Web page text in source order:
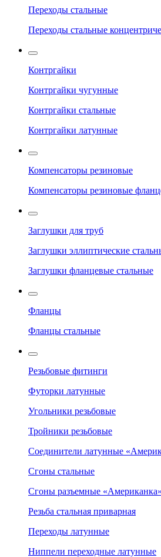
Переходы стальные
Переходы стальные
Контргайки
Контргайки чугунные
Контргайки стальные
Контргайки латунные
Компенсаторы резиновые
Компенсаторы резиновые
Заглушки для труб
Заглушки эллиптические
Заглушки фланцевые стальные
Фланцы
Фланцы стальные
Резьбовые фитинги
Футорки латунные
Угольники резьбовые
Тройники резьбовые
Соединители латунные
Сгоны стальные
Сгоны разъемные
Резьба стальная приварная
Переходы латунные
Ниппели переходные латунные